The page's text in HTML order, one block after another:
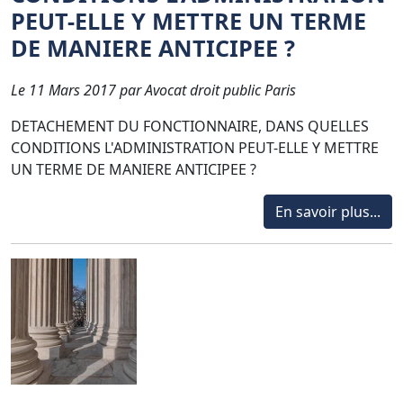
PEUT-ELLE Y METTRE UN TERME
DE MANIERE ANTICIPEE ?
Le 11 Mars 2017 par Avocat droit public Paris
DETACHEMENT DU FONCTIONNAIRE, DANS QUELLES
CONDITIONS L'ADMINISTRATION PEUT-ELLE Y METTRE
UN TERME DE MANIERE ANTICIPEE ?
En savoir plus...